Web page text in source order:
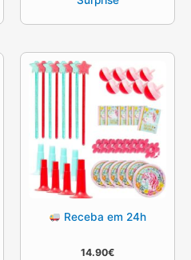
Receba em 24h
14.90€